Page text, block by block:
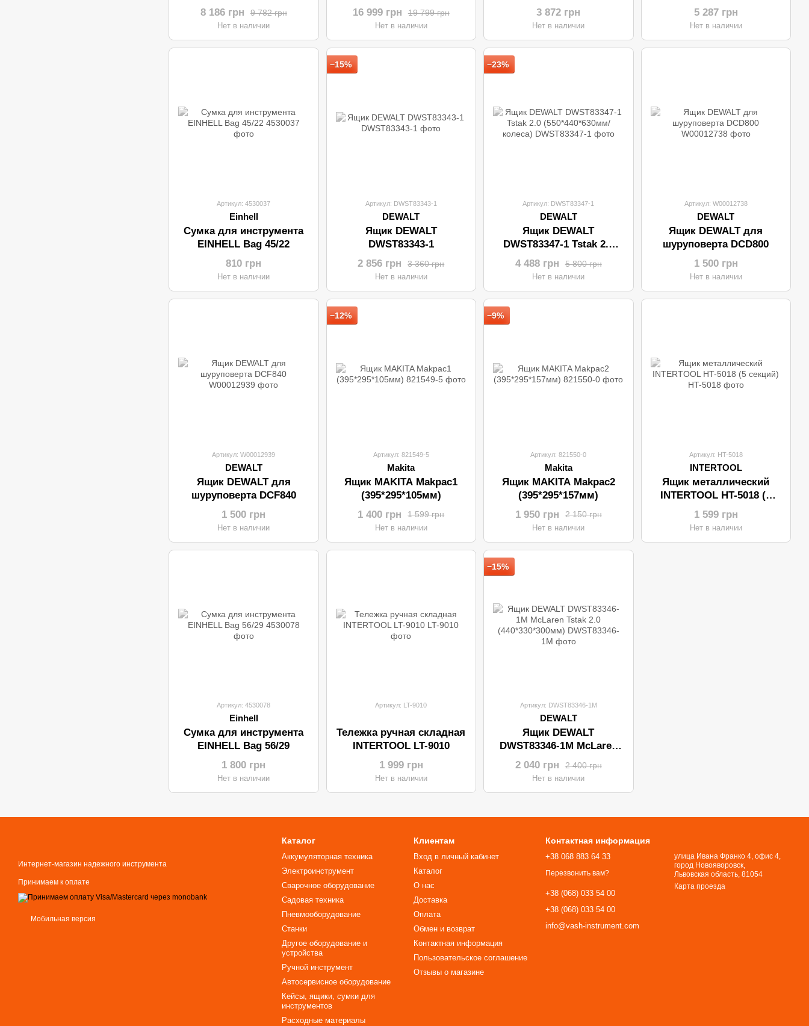
(ящик 2шт/ящик-тележка)
9 782 грн
8 186 грн
Нет в наличии
4932464244 (кейс/ящик/
ящик-тележка)
19 799 грн
16 999 грн
Нет в наличии
(440*337*119мм)
3 872 грн
Нет в наличии
(450*300*250мм)
5 287 грн
Нет в наличии
Артикул: 4530037
Einhell
Сумка для инструмента
EINHELL Bag 45/22
810 грн
Нет в наличии
−15%
Артикул: DWST83343-1
DEWALT
Ящик DEWALT
DWST83343-1
3 360 грн
2 856 грн
Нет в наличии
−23%
Артикул: DWST83347-1
DEWALT
Ящик DEWALT
DWST83347-1 Tstak 2.0
(550*440*630мм/колеса)
5 800 грн
4 488 грн
Нет в наличии
Артикул: W00012738
DEWALT
Ящик DEWALT для
шуруповерта DCD800
1 500 грн
Нет в наличии
Артикул: W00012939
DEWALT
Ящик DEWALT для
шуруповерта DCF840
1 500 грн
Нет в наличии
−12%
Артикул: 821549-5
Makita
Ящик MAKITA Makpac1
(395*295*105мм)
1 599 грн
1 400 грн
Нет в наличии
−9%
Артикул: 821550-0
Makita
Ящик MAKITA Makpac2
(395*295*157мм)
2 150 грн
1 950 грн
Нет в наличии
Артикул: HT-5018
INTERTOOL
Ящик металлический
INTERTOOL HT-5018 (5
секций)
1 599 грн
Нет в наличии
Артикул: 4530078
Einhell
Сумка для инструмента
EINHELL Bag 56/29
1 800 грн
Нет в наличии
Артикул: LT-9010
Тележка ручная складная
INTERTOOL LT-9010
1 999 грн
Нет в наличии
−15%
Артикул: DWST83346-1M
DEWALT
Ящик DEWALT
DWST83346-1M McLaren
Tstak 2.0 (440*330*300мм)
2 400 грн
2 040 грн
Нет в наличии
Интернет-магазин надежного инструмента
Принимаем к оплате
Мобильная версия
Каталог
Аккумуляторная техника
Электроинструмент
Сварочное оборудование
Садовая техника
Пневмооборудование
Станки
Другое оборудование и
устройства
Ручной инструмент
Автосервисное оборудование
Кейсы, ящики, сумки для
инструментов
Расходные материалы
Клиентам
Вход в личный кабинет
Каталог
О нас
Доставка
Оплата
Обмен и возврат
Контактная информация
Пользовательское соглашение
Отзывы о магазине
Контактная информация
+38 068 883 64 33
Перезвонить вам?
+38 (068) 033 54 00
+38 (068) 033 54 00
info@vash-instrument.com
улица Ивана Франко 4, офис 4,
город Новояворовск,
Львовская область, 81054​​​​​​​
Карта проезда